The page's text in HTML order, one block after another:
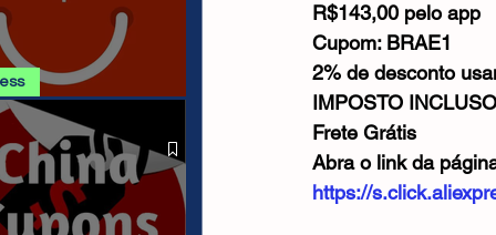
R$143,00 pelo app
Cupom: BRAE1
2% de desconto
IMPOSTO INCLUSO
Frete Grátis
Abra o link da
https://